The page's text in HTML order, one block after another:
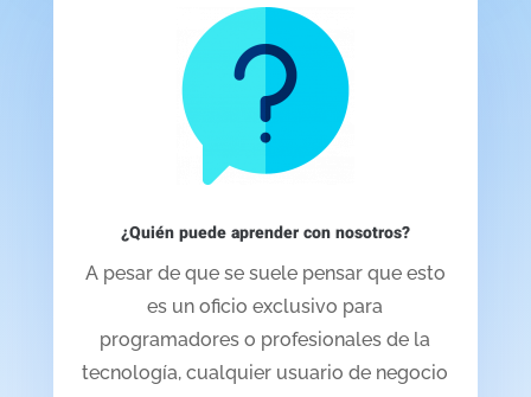
¿Quién puede aprender con nosotros?
A pesar de que se suele pensar que esto
es un oficio exclusivo para
programadores o profesionales de la
tecnología, cualquier usuario de negocio